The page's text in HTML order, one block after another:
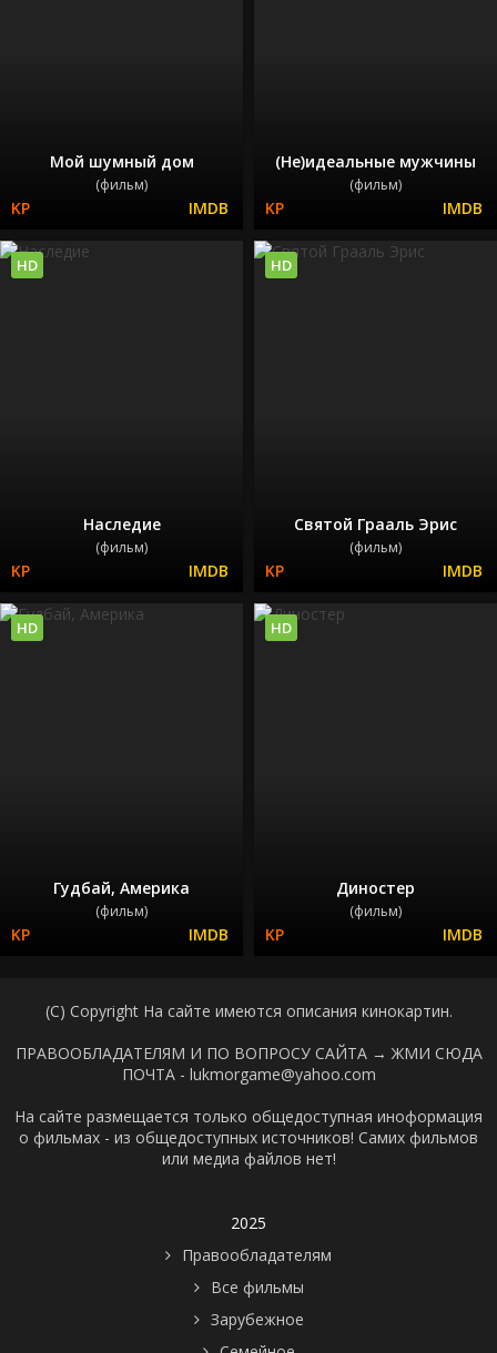
Мой шумный дом
(фильм)
(Не)идеальные мужчины
(фильм)
Наследие
(фильм)
HD
Святой Грааль Эрис
(фильм)
HD
Гудбай, Америка
(фильм)
HD
Диностер
(фильм)
HD
(C) Copyright На сайте имеются описания кинокартин.
ПРАВООБЛАДАТЕЛЯМ И ПО ВОПРОСУ САЙТА → ЖМИ СЮДА
ПОЧТА - lukmorgame@yahoo.com
На сайте размещается только общедоступная иноформация
о фильмах - из общедоступных источников! Самих фильмов
или медиа файлов нет!
2025
Правообладателям
Все фильмы
Зарубежное